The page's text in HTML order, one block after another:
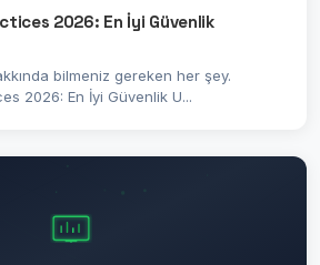
2026: En İyi Güvenlik
bilmeniz gereken her şey.
2026: En İyi Güvenlik U...